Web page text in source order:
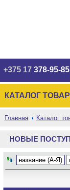
+375 17 378-95-85
КАТАЛОГ
Главная Каталог
НОВЫЕ
название (А-Я)